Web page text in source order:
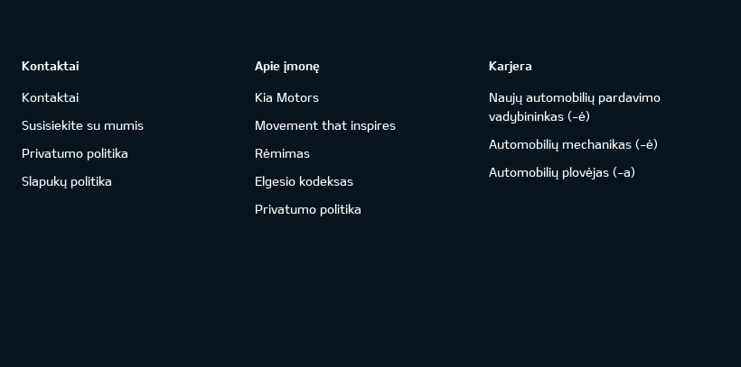
Kontaktai
Kontaktai
Susisiekite su mumis
Privatumo politika
Slapukų politika
Apie įmonę
Kia Motors
Movement that inspires
Rėmimas
Elgesio kodeksas
Privatumo politika
Karjera
Naujų automobilių pardavimo
vadybininkas (-ė)
Automobilių mechanikas (-ė)
Automobilių plovėjas (-a)